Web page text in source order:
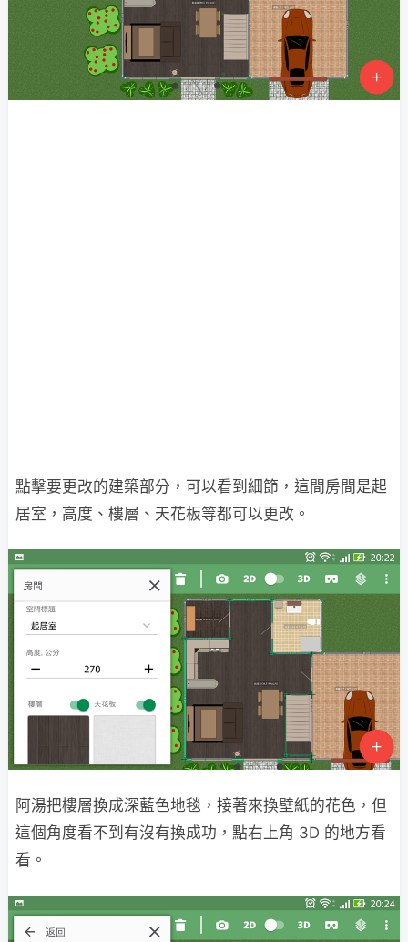
點擊要更改的建築部分，可以看到細節，這間房間是起
居室，高度、樓層、天花板等都可以更改。
阿湯把樓層換成深藍色地毯，接著來換壁紙的花色，但
這個角度看不到有沒有換成功，點右上角 3D 的地方看
看。